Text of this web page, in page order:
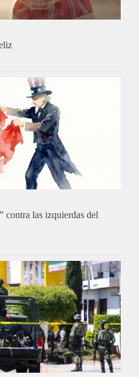
contra las izquierdas del